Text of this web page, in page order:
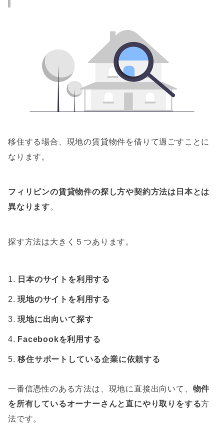
移住する場合、現地の賃貸物件を借りて過ごすことに
なります。
フィリピンの賃貸物件の探し方や契約方法は日本とは
異なります。
探す方法は大きく５つあります。
日本のサイトを利用する
現地のサイトを利用する
現地に出向いて探す
Facebookを利用する
移住サポートしている企業に依頼する
一番信憑性のある方法は、現地に直接出向いて、 物件
を所有しているオーナーさんと直にやり取りをする方
法です。